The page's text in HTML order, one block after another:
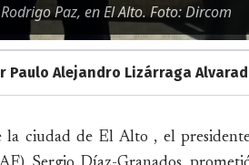
Paz, en El Alto. Foto: Dircom
Paulo Alejandro Lizárraga
la ciudad de El Alto , el